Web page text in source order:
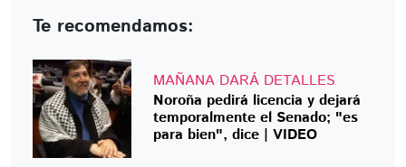
Te recomendamos:
MAÑANA DARÁ DETALLES
Noroña pedirá licencia y dejará
temporalmente el Senado; "es
para bien", dice | VIDEO